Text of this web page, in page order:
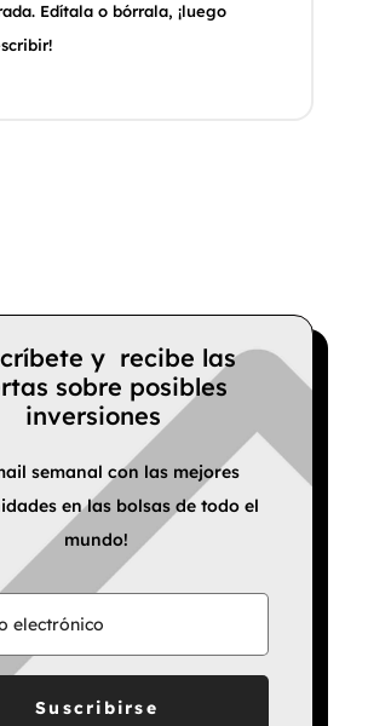
Edítala o bórrala, ¡luego
y recibe las
sobre posibles
inversiones
semanal con las mejores
en las bolsas de todo el
mundo!
Suscribirse